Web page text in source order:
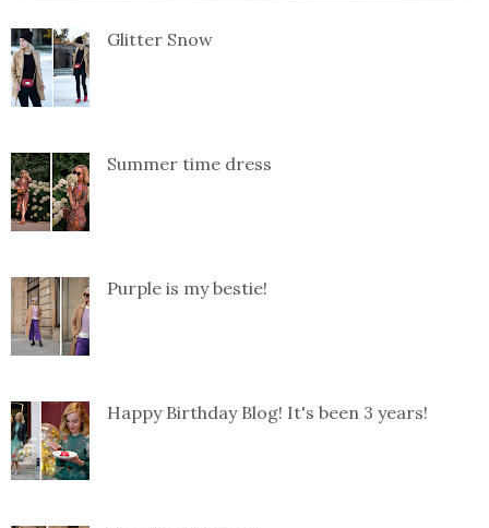
Glitter Snow
Summer time dress
Purple is my bestie!
Happy Birthday Blog! It's been 3 years!